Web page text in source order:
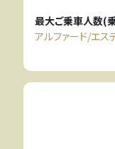
最大ご乗車人数(
アルファード/エス